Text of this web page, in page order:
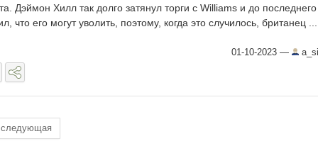
Дэймон Хилл так долго затянул торги с Williams и до
что его могут уволить, поэтому, когда это случилось, британец ...
01-10-2023 —
следующая